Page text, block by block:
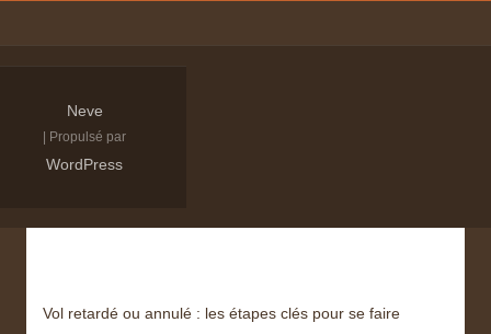
Neve
| Propulsé par
WordPress
Vol retardé ou annulé : les étapes clés pour se faire